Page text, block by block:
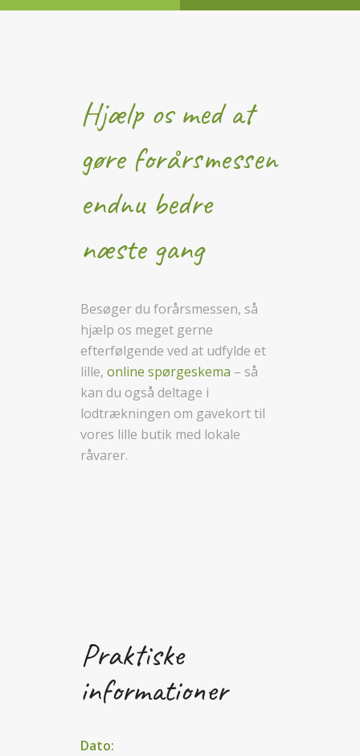
Hjælp os med at
gøre forårsmessen
endnu bedre
næste gang
Besøger du forårsmessen, så
hjælp os meget gerne
efterfølgende ved at udfylde et
lille, online spørgeskema – så
kan du også deltage i
lodtrækningen om gavekort til
vores lille butik med lokale
råvarer.
Praktiske
informationer
Dato: